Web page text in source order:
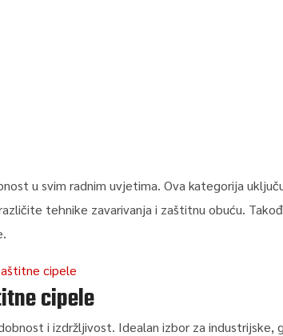
u svim radnim uvjetima. Ova kategorija
tehnike zavarivanja i zaštitnu obuću.
cipele
i izdržljivost. Idealan izbor za industrijske,